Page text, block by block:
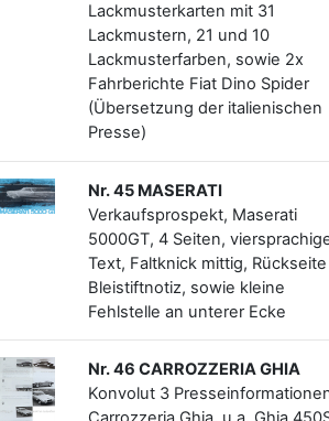
Lackmusterkarten mit 31
Lackmustern, 21 und 10
Lackmusterfarben, sowie 2x
Fahrberichte Fiat Dino Spider
(Übersetzung der italienischen
Presse)
Nr. 45 MASERATI
Verkaufsprospekt, Maserati
5000GT, 4 Seiten,
Text, Faltknick mittig,
Bleistiftnotiz, sowie kleine
Fehlstelle an unterer Ecke
Nr. 46 CARROZZERIA GHIA
Konvolut 3